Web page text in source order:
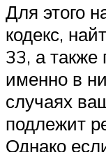
Для этого
кодекс,
33, а также
именно в
случаях
подлежит
Однако